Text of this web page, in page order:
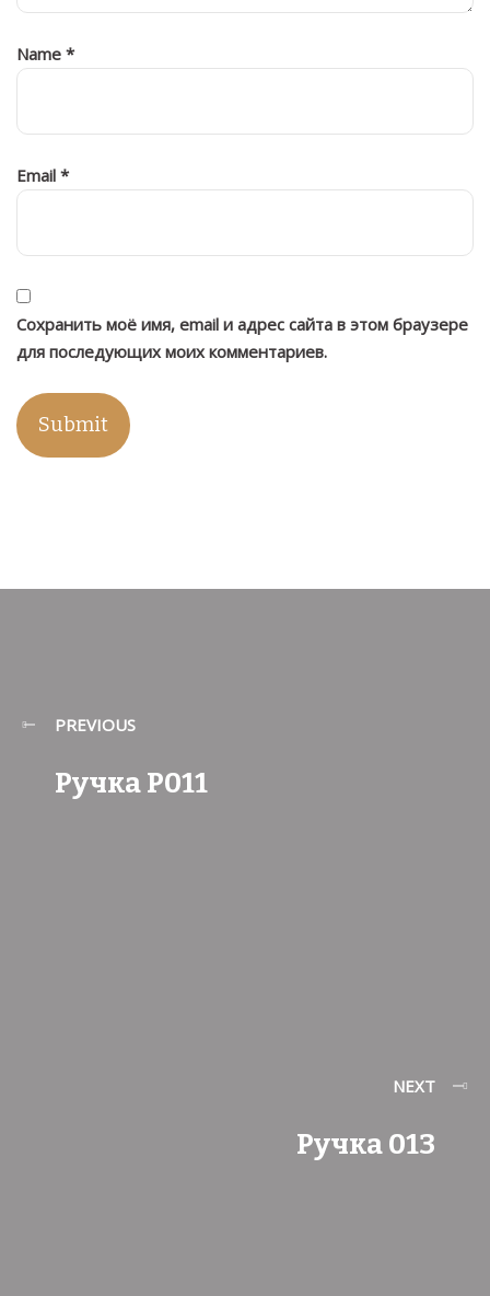
Name *
Email *
Сохранить моё имя, email и адрес сайта в этом браузере
для последующих моих комментариев.
PREVIOUS
Ручка Р011
NEXT
Ручка 013